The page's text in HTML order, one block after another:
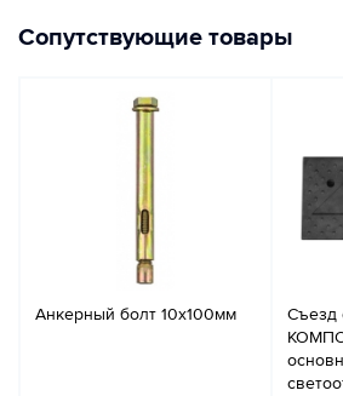
Сопутствующие товары
Анкерный болт 10х100мм
Съезд